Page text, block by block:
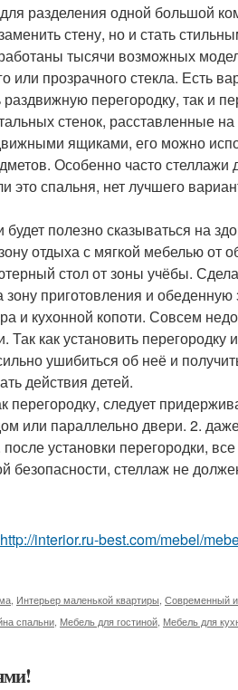
разделения одной большой
стену, но и стать
тысячи возможных
или прозрачного стекла. Есть
перегородку, так и
стенок, расставленные
ящиками, его можно
Особенно часто стеллажи
спальня, нет лучшего
полезно сказываться на
отдыха с мягкой мебелью от
стол от зоны учёбы.
приготовления и обеденную
и кухонной копоти. Совсем
как установить перегородку
ушибиться об неё и
действия детей.
следует
или параллельно двери. 2.
установки перегородки,
стеллаж не
http://interior.ru-best.com/mebel/
Интерьер маленькой квартиры Современный
спальни Мебель для гостиной Мебель для